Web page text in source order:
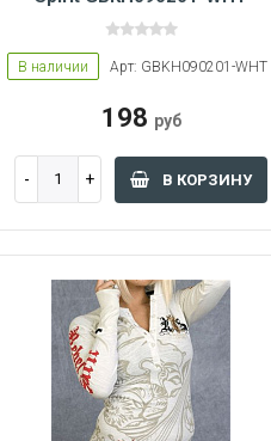
В наличии Арт: GBKH090201-WHT
198 руб
В КОРЗИНУ
Women L Women M